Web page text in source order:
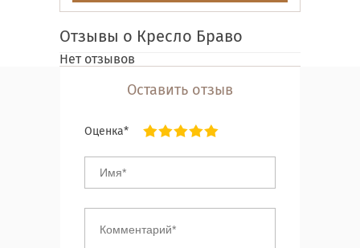
Отзывы о Кресло Браво
Нет отзывов
Оставить отзыв
Оценка*